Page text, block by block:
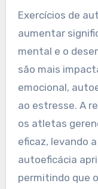
Exercícios de
aumentar
mental e o
são mais
emocional,
ao estresse. A
os atletas
eficaz, levando
autoeficácia
permitindo que